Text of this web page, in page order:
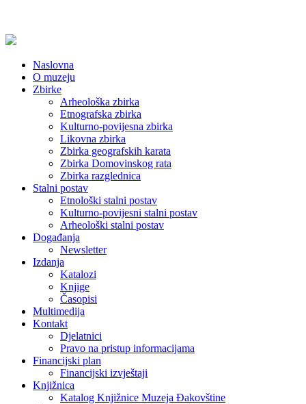
Naslovna
O muzeju
Zbirke
Arheološka zbirka
Etnografska zbirka
Kulturno-povijesna zbirka
Likovna zbirka
Zbirka geografskih karata
Zbirka Domovinskog rata
Zbirka razglednica
Stalni postav
Etnološki stalni postav
Kulturno-povijesni stalni postav
Arheološki stalni postav
Događanja
Newsletter
Izdanja
Katalozi
Knjige
Časopisi
Multimedija
Kontakt
Djelatnici
Pravo na pristup informacijama
Financijski plan
Financijski izvještaji
Knjižnica
Katalog Knjižnice Muzeja Đakovštine